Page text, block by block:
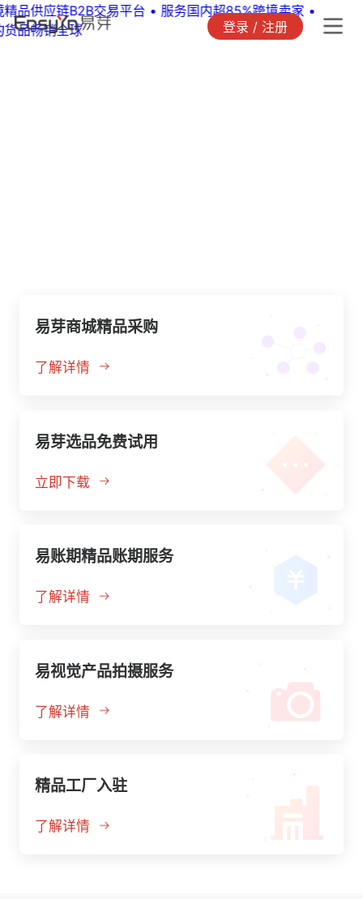
登录 / 注册
易芽商城精品采购
了解详情
易芽选品免费试用
立即下载
易账期精品账期服务
了解详情
易视觉产品拍摄服务
了解详情
精品工厂入驻
了解详情